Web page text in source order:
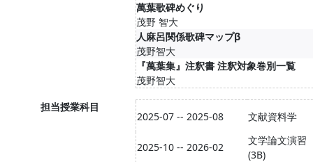
萬葉歌碑めぐり
茂野 智大
人麻呂関係歌碑マップβ
茂野智大
『萬葉集』注釈書 注釈対象巻別一覧
茂野智大
担当授業科目
2025-07 -- 2025-08 文献資料学
2025-10 -- 2026-02
文学論文演習
(3B)